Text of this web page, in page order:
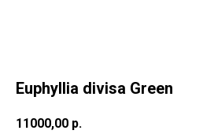
Euphyllia divisa Green
11000,00 р.